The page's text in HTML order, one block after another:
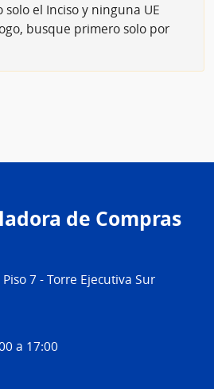
solo el Inciso y ninguna UE
busque primero solo por
de Compras
7 - Torre Ejecutiva Sur
a 17:00